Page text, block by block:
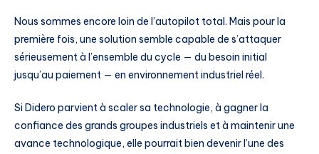
Nous sommes encore loin de l’autopilot total. Mais pour la
première fois, une solution semble capable de s’attaquer
sérieusement à l’ensemble du cycle — du besoin initial
jusqu’au paiement — en environnement industriel réel.
Si Didero parvient à scaler sa technologie, à gagner la
confiance des grands groupes industriels et à maintenir une
avance technologique, elle pourrait bien devenir l’une des